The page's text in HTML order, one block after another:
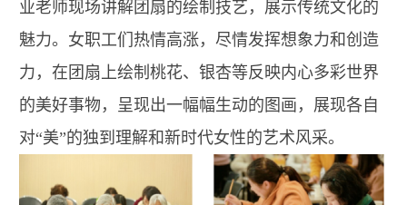
业老师现场讲解团扇的绘制技艺，展示传统文化的
魅力。女职工们热情高涨，尽情发挥想象力和创造
力，在团扇上绘制桃花、银杏等反映内心多彩世界
的美好事物，呈现出一幅幅生动的图画，展现各自
对“美”的独到理解和新时代女性的艺术风采。